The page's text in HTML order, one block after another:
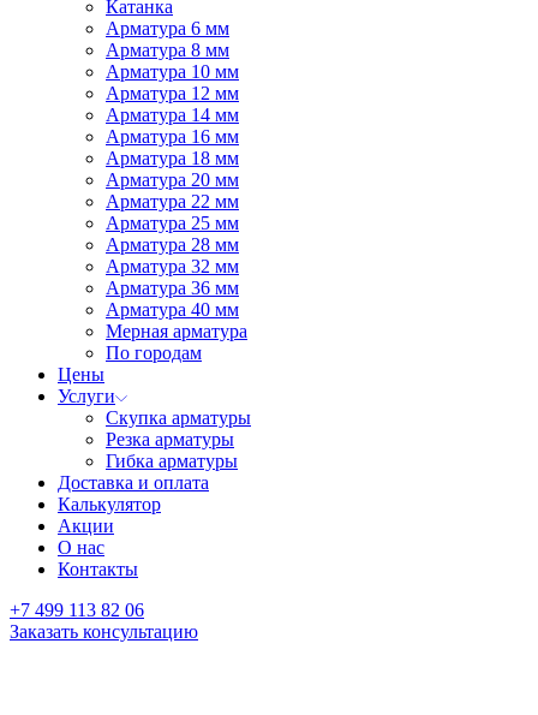
Катанка
Арматура 6 мм
Арматура 8 мм
Арматура 10 мм
Арматура 12 мм
Арматура 14 мм
Арматура 16 мм
Арматура 18 мм
Арматура 20 мм
Арматура 22 мм
Арматура 25 мм
Арматура 28 мм
Арматура 32 мм
Арматура 36 мм
Арматура 40 мм
Мерная арматура
По городам
Цены
Услуги
Скупка арматуры
Резка арматуры
Гибка арматуры
Доставка и оплата
Калькулятор
Акции
О нас
Контакты
+7 499 113 82 06
Заказать консультацию